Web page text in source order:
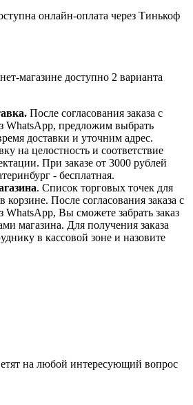
онлайн-оплата через Тинькоф
магазине доступно 2 варианта
После согласования заказа с
WhatsApp, предложим выбрать
доставки и уточним адрес.
на целостность и соответствие
При заказе от 3000 рублей
- бесплатная.
. Список торговых точек для
корзине. После согласования заказа с
WhatsApp, Вы сможете забрать заказ
магазина. Для получения заказа
в кассовой зоне и назовите
на любой интересующий вопрос